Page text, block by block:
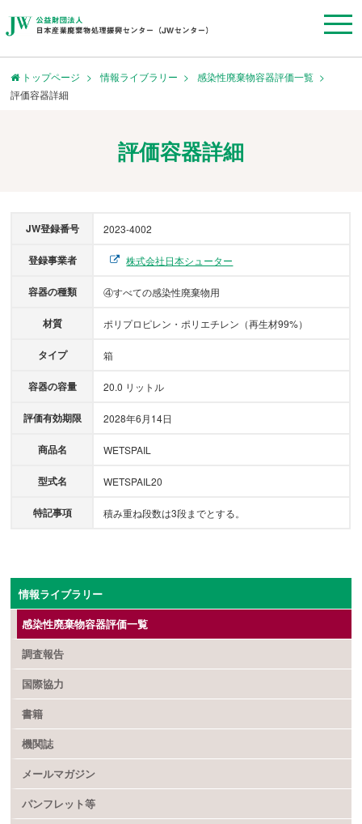
トップページ 情報ライブラリー
感染性廃棄物容器評価一覧
評価容器詳細
評価容器詳細
JW登録番号 2023-4002
登録事業者 株式会社日本シューター
容器の種類 ④すべての感染性廃棄物用
材質 ポリプロピレン・ポリエチレン（再生材99%）
タイプ 箱
容器の容量 20.0 リットル
評価有効期限 2028年6月14日
商品名 WETSPAIL
型式名 WETSPAIL20
特記事項 積み重ね段数は3段までとする。
情報ライブラリー
感染性廃棄物容器評価一覧
調査報告
国際協力
書籍
機関誌
メールマガジン
パンフレット等